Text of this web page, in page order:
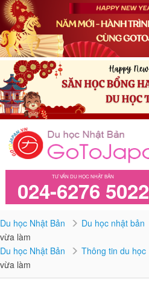
TƯ VẤN DU HỌC NHẬT BẢN
024-6276 5022
Du học Nhật Bản Du học nhật bản
vừa làm
Du học Nhật Bản
Thông tin du học
vừa làm